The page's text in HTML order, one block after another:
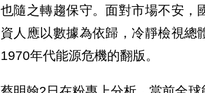
也隨之轉趨保守。面對市場不安，
資人應以數據為依歸，冷靜檢視總
1970年代能源危機的翻版。